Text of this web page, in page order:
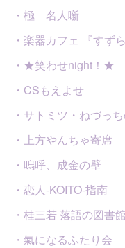
・極 名人噺
・楽器カフェ 『すず
・★笑わせnight！★
・CSもえよせ
・サトミツ・ねづっ
・上方やんちゃ寄席
・嗚呼、成金の壁
・恋人-KOITO-指南
・桂三若 落語の図書館
・氣になるふたり会